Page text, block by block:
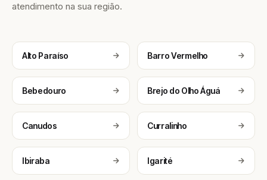
atendimento na sua região.
Alto Paraíso Barro Vermelho
Bebedouro Brejo do Olho Águá
Canudos Curralinho
Ibiraba Igarité